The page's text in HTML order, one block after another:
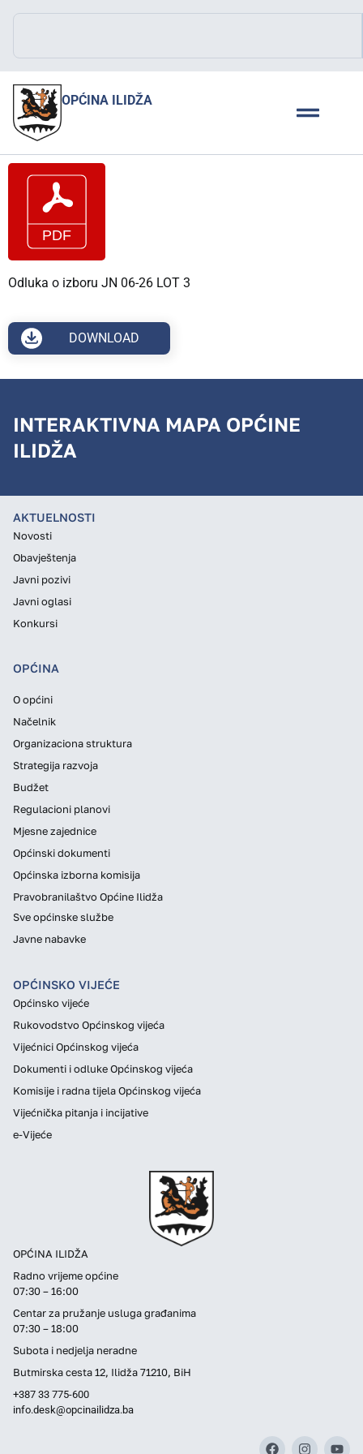
OPĆINA ILIDŽA
Odluka o izboru JN 06-26 LOT 3
DOWNLOAD
INTERAKTIVNA MAPA OPĆINE
ILIDŽA
OPĆINA ILIDŽA
Radno vrijeme općine
07:30 – 16:00
Centar za pružanje usluga građanima
07:30 – 18:00
Subota i nedjelja neradne
Butmirska cesta 12, Ilidža 71210, BiH
+387 33 775-600
info.desk@opcinailidza.ba
AKTUELNOSTI
Novosti
Obavještenja
Javni pozivi
Javni oglasi
Konkursi
OPĆINA
O općini
Načelnik
Organizaciona struktura
Strategija razvoja
Budžet
Regulacioni planovi
Mjesne zajednice
Općinski dokumenti
Općinska izborna komisija
Pravobranilaštvo Općine Ilidža
Sve općinske službe
Javne nabavke
OPĆINSKO VIJEĆE
Općinsko vijeće
Rukovodstvo Općinskog vijeća
Vijećnici Općinskog vijeća
Dokumenti i odluke Općinskog vijeća
Komisije i radna tijela Općinskog vijeća
Vijećnička pitanja i incijative
e-Vijeće